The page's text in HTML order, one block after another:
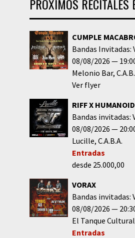
PRÓXIMOS RECITALES
CUMPLE
Bandas Invitadas:
08/08/2026
Melonio Bar
Ver flyer
RIFF X
Bandas invitadas:
08/08/2026
Lucille C.A.B.A.
Entradas
desde 25.000,00
VORAX
Bandas invitadas:
08/08/2026
El Tanque Cultural
Entradas